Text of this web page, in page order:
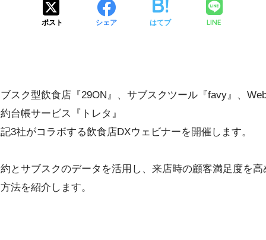
ポスト シェア はてブ LINE
スク型飲食店『29ON』、サブスクツール『favy』、
台帳サービス『トレタ』
3社がコラボする飲食店DXウェビナーを開催します。
とサブスクのデータを活用し、来店時の顧客満足度を高
法を紹介します。